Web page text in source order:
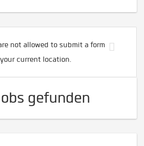
not allowed to submit a form
current location.
gefunden